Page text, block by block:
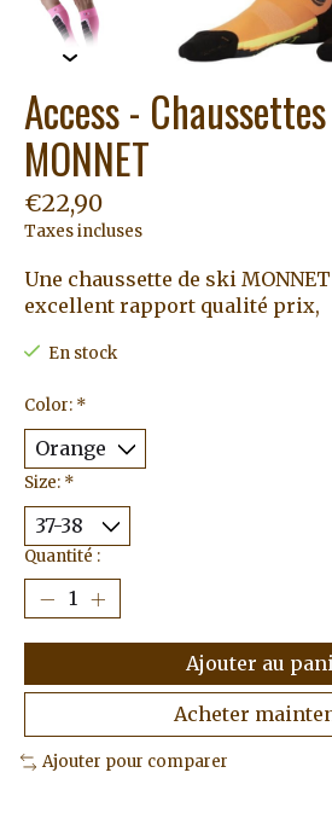
Access -
MONNET
€22,90
Taxes incluses
Une chaussette de ski
excellent rapport qualité prix,
En stock
Color: *
Size: *
Quantité :
Ajouter au
Acheter
Ajouter pour comparer